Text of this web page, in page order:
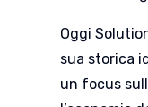
Oggi
sua storica
un focus